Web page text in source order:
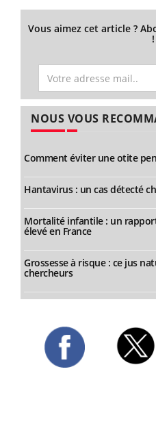
Vous aimez cet article ?
!
NOUS VOUS
Comment éviter une otite
Hantavirus : un cas détecté
Mortalité infantile : un
élevé en France
Grossesse à risque : ce jus
chercheurs